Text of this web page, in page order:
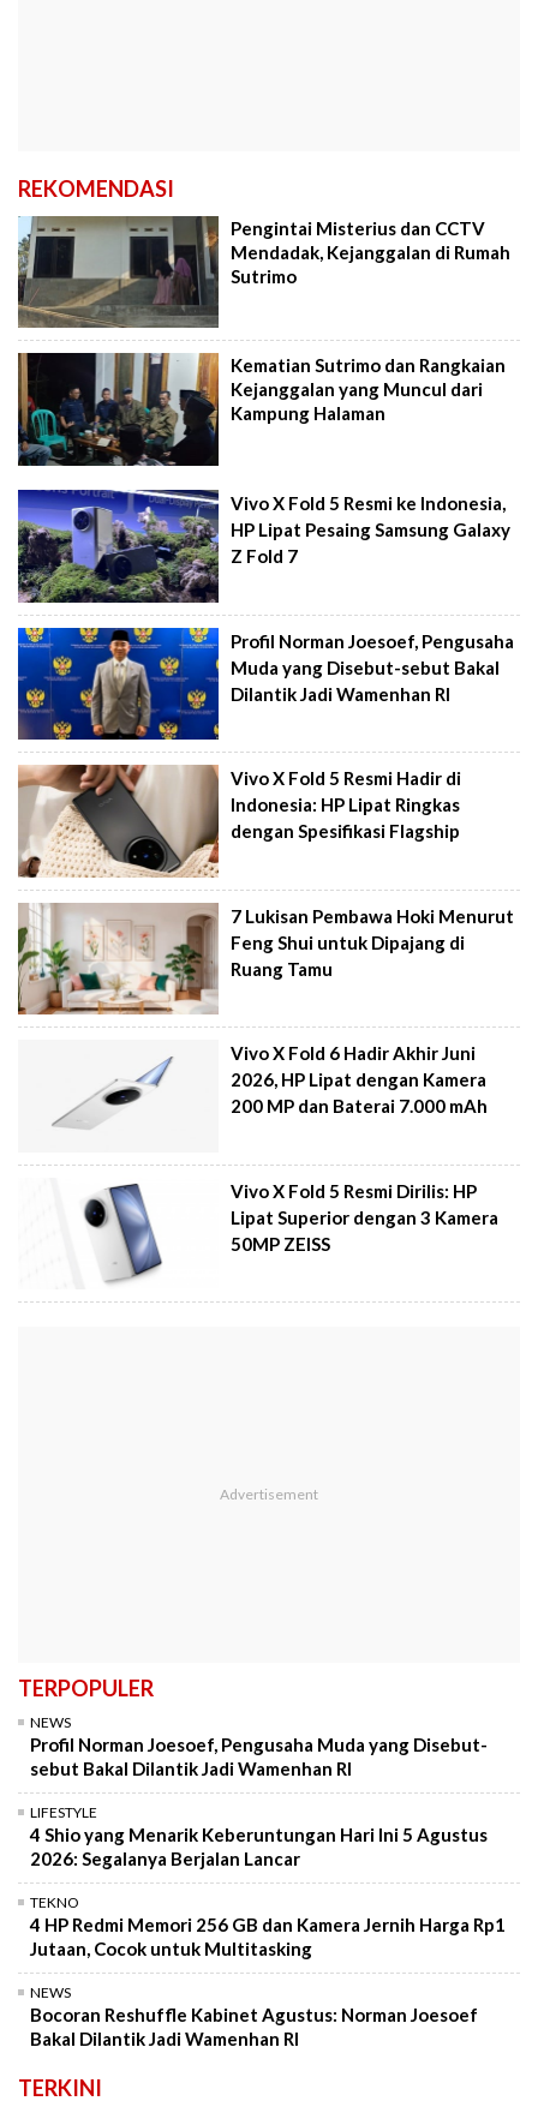
REKOMENDASI
Pengintai Misterius dan CCTV
Mendadak, Kejanggalan di Rumah
Sutrimo
Kematian Sutrimo dan Rangkaian
Kejanggalan yang Muncul dari
Kampung Halaman
Vivo X Fold 5 Resmi ke Indonesia,
HP Lipat Pesaing Samsung Galaxy
Z Fold 7
Profil Norman Joesoef, Pengusaha
Muda yang Disebut-sebut Bakal
Dilantik Jadi Wamenhan RI
Vivo X Fold 5 Resmi Hadir di
Indonesia: HP Lipat Ringkas
dengan Spesifikasi Flagship
7 Lukisan Pembawa Hoki Menurut
Feng Shui untuk Dipajang di
Ruang Tamu
Vivo X Fold 6 Hadir Akhir Juni
2026, HP Lipat dengan Kamera
200 MP dan Baterai 7.000 mAh
Vivo X Fold 5 Resmi Dirilis: HP
Lipat Superior dengan 3 Kamera
50MP ZEISS
TERPOPULER
NEWS
Profil Norman Joesoef, Pengusaha Muda yang Disebut-
sebut Bakal Dilantik Jadi Wamenhan RI
LIFESTYLE
4 Shio yang Menarik Keberuntungan Hari Ini 5 Agustus
2026: Segalanya Berjalan Lancar
TEKNO
4 HP Redmi Memori 256 GB dan Kamera Jernih Harga Rp1
Jutaan, Cocok untuk Multitasking
NEWS
Bocoran Reshuffle Kabinet Agustus: Norman Joesoef
Bakal Dilantik Jadi Wamenhan RI
TERKINI